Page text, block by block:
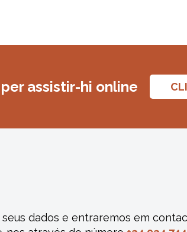
assistir-hi online
dados e entraremos em